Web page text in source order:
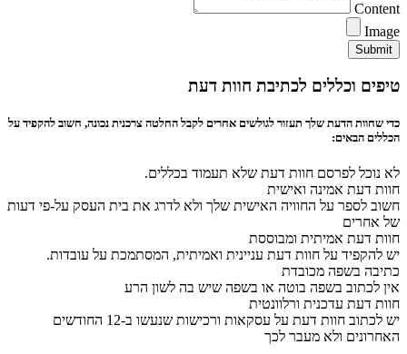
Content
Image
Submit
טיפים וכללים לכתיבת חוות דעת
כדי שחוות הדעת שלך תעזור לגולשים אחרים לקבל החלטה צרכנית נכונה, חשוב להקפיד על
הכללים הבאים:
לא נוכל לפרסם חוות דעת שלא תעמוד בכללים.
חוות דעת אמינה ואישית
חשוב לספר על החוויה האישית שלך ולא לדרג את בית העסק על-פי דעות
של אחרים
חוות דעת אמיתית ומבוססת
יש להקפיד על חוות דעת עניינית ואמיתית, המסתמכת על עובדות.
כתיבה בשפה מכובדת
אין לכתוב בשפה בוטה או בשפה שיש בה לשון הרע
חוות דעת עדכנית ורלוונטית
יש לכתוב חוות דעת על עסקאות ורכישות שנעשו ב-12 החודשים
האחרונים ולא מעבר לכך